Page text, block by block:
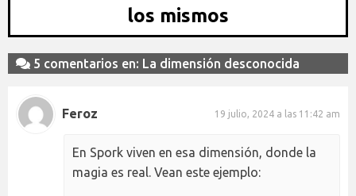
los mismos
5 comentarios en: La dimensión desconocida
Feroz 19 julio, 2024 a las 11:42 am
En Spork viven en esa dimensión, donde la
magia es real. Vean este ejemplo: